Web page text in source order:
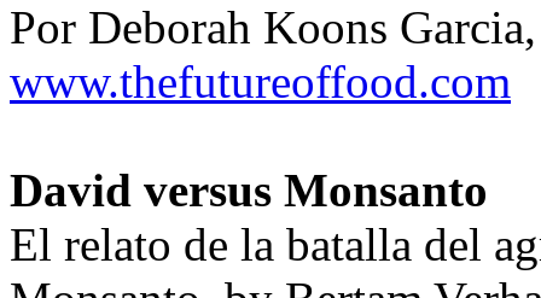
Por Deborah Koons
www.thefutureoffood.com
David versus Monsanto
El relato de la batalla del